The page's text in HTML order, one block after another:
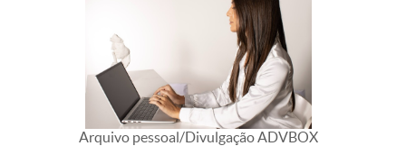
Arquivo pessoal/Divulgação ADVBOX